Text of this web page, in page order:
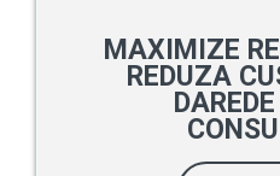
MAXIMIZE
REDUZA